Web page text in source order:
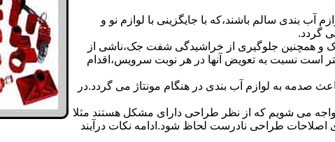
بندی سالم باشند،که با جایگزینی با لوازم نو و
گردد.
و همچنین جلوگیری از خراشیدگی شفت جک،ناشی از
است نسبت به تعویض آنها در هر نوبت سرویس،اقدام
صدمه به لوازم آب بندی در هنگام مونتاژ می گردد.در
می شویم که از نظر طراحی دارای مشکل هستند مثلا
اصلاحات طراحی نادرست لحاظ شود.ادامه نکات درآیند